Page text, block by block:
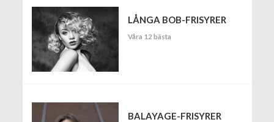
LÅNGA BOB-FRISYRER
Våra 12 bästa
BALAYAGE-FRISYRER